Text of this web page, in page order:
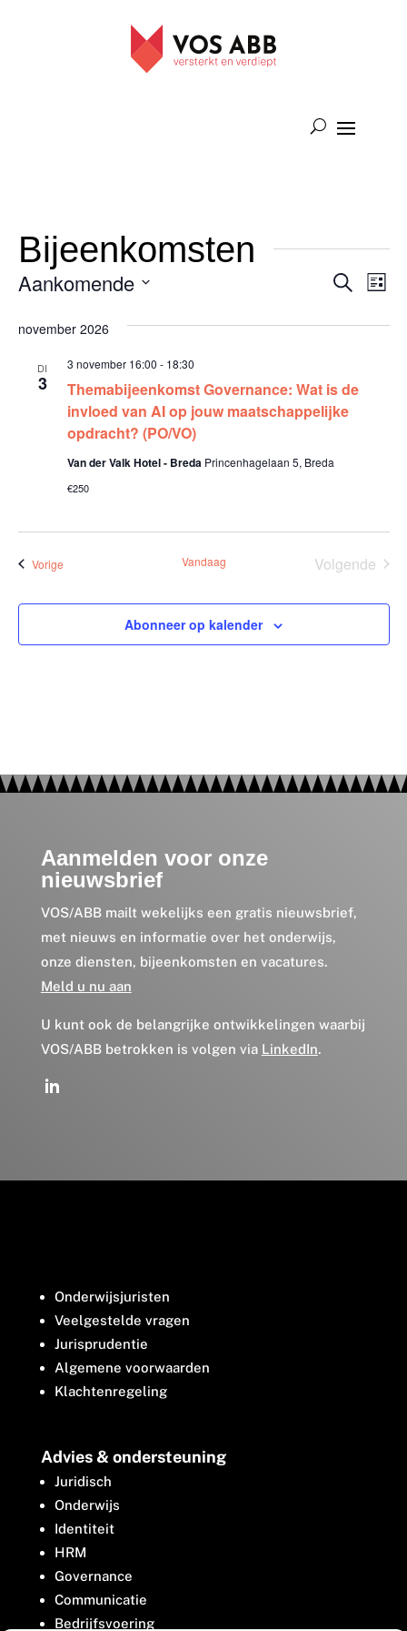
Bijeenkomsten
Zoeken
Lijst
Aankomende
een
november 2026
DI
3
Themabijeenkomst Governance: Wat is de
invloed van AI op jouw maatschappelijke
opdracht? (PO/VO)
3 november 16:00 - 18:30
Van der Valk Hotel - Breda Princenhagelaan 5, Breda
€250
VorigeBijeenkomsten Vandaag
Volgende
Abonneer op kalender
Aanmelden voor onze
nieuwsbrief
VOS/ABB mailt wekelijks een gratis nieuwsbrief,
met nieuws en informatie over het onderwijs,
onze diensten, bijeenkomsten en vacatures.
Meld u nu aan
U kunt ook de belangrijke ontwikkelingen waarbij
VOS/ABB betrokken is volgen via LinkedIn.
Onderwijsjuristen
Veelgestelde vragen
Jurisprudentie
Algemene voorwaarden
Klachtenregeling
Advies & ondersteuning
Juridisch
Onderwijs
Identiteit
HRM
Governance
Communicatie
Bedrijfsvoering